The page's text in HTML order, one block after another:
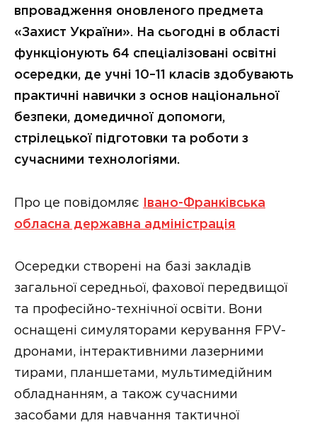
впровадження оновленого предмета
«Захист України». На сьогодні в області
функціонують 64 спеціалізовані освітні
осередки, де учні 10–11 класів здобувають
практичні навички з основ національної
безпеки, домедичної допомоги,
стрілецької підготовки та роботи з
сучасними технологіями.
Про це повідомляє
Івано-Франківська
обласна державна адміністрація
Осередки створені на базі закладів
загальної середньої, фахової передвищої
та професійно-технічної освіти. Вони
оснащені симуляторами керування FPV-
дронами, інтерактивними лазерними
тирами, планшетами, мультимедійним
обладнанням, а також сучасними
засобами для навчання тактичної